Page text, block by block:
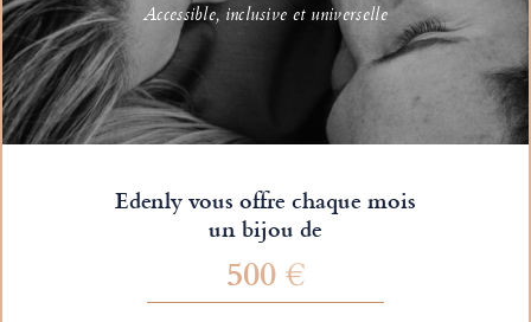
Accessible, inclusive et universelle
Edenly vous offre chaque mois
un bijou de
500 €